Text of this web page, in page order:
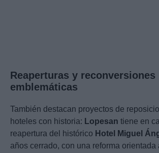
Reaperturas y reconversiones
emblemáticas
También destacan proyectos de
hoteles con historia: Lopesan tiene en
reapertura del histórico Hotel Miguel
años cerrado, con una reforma orientada